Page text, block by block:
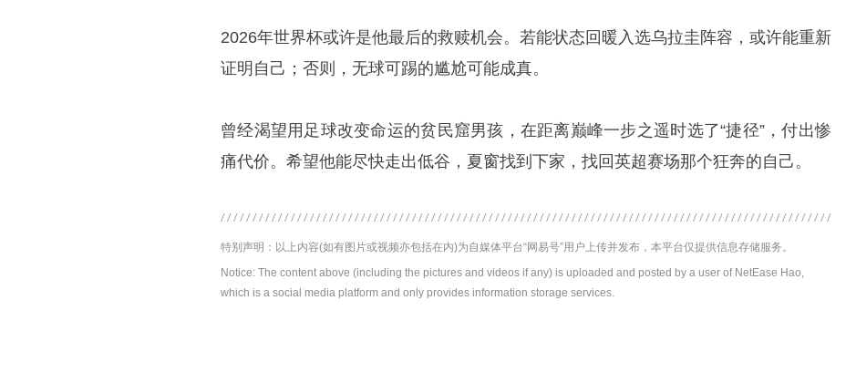
2026年世界杯或许是他最后的救赎机会。若能状态回暖入选乌拉圭阵容，或许能重新
证明自己；否则，无球可踢的尴尬可能成真。
曾经渴望用足球改变命运的贫民窟男孩，在距离巅峰一步之遥时选了“捷径”，付出惨
痛代价。希望他能尽快走出低谷，夏窗找到下家，找回英超赛场那个狂奔的自己。
特别声明：以上内容(如有图片或视频亦包括在内)为自媒体平台“网易号”用户上传并发布，本平台仅提供信息存储服务。
Notice: The content above (including the pictures and videos if any) is uploaded and posted by a user of NetEase Hao,
which is a social media platform and only provides information storage services.